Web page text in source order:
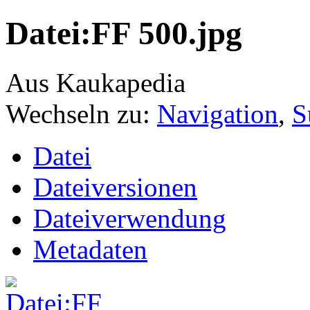
Datei:FF 500.jpg
Aus Kaukapedia
Wechseln zu: Navigation,
Datei
Dateiversionen
Dateiverwendung
Metadaten